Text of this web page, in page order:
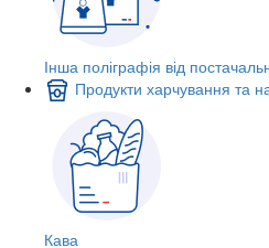
Інша поліграфія від
Продукти харчування та
Кава